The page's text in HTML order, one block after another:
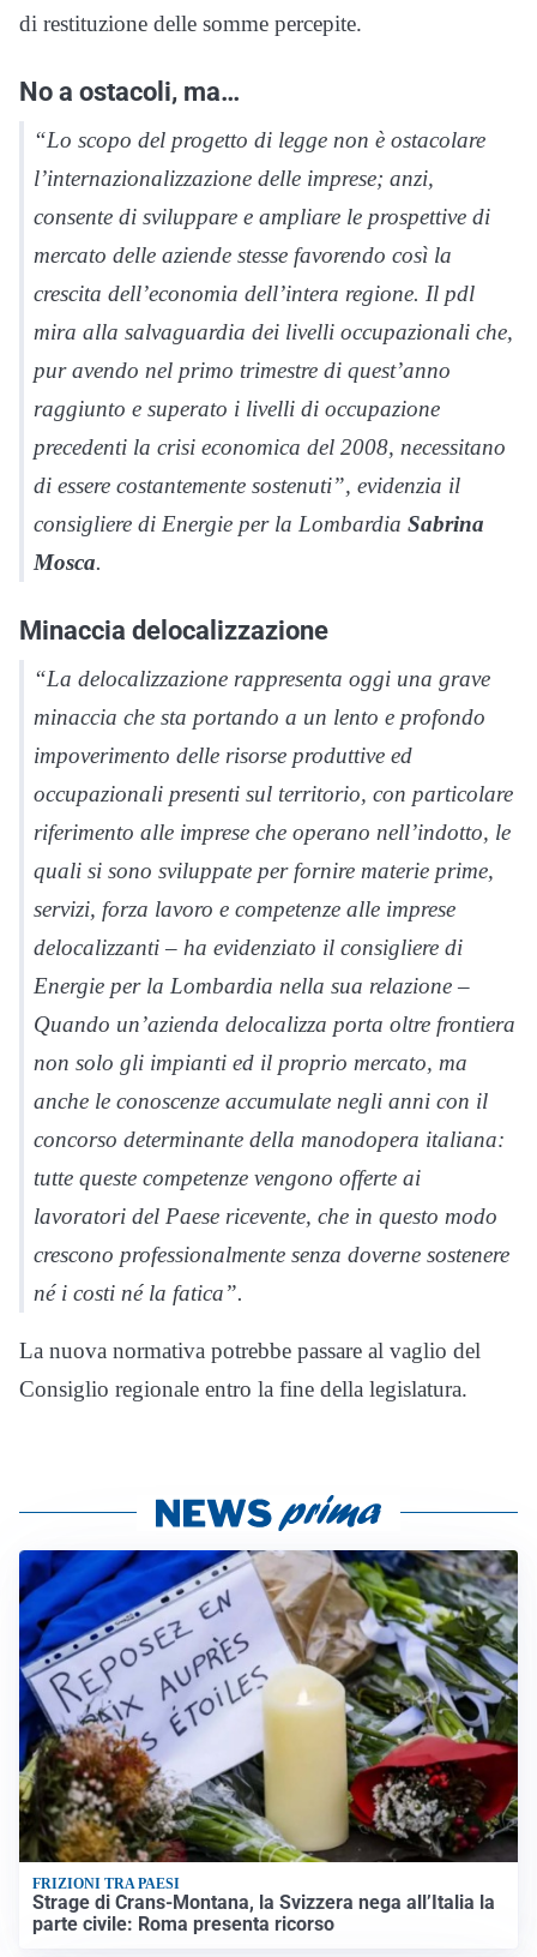
di restituzione delle somme percepite.
No a ostacoli, ma…
“Lo scopo del progetto di legge non è ostacolare
l’internazionalizzazione delle imprese; anzi,
consente di sviluppare e ampliare le prospettive di
mercato delle aziende stesse favorendo così la
crescita dell’economia dell’intera regione. Il pdl
mira alla salvaguardia dei livelli occupazionali che,
pur avendo nel primo trimestre di quest’anno
raggiunto e superato i livelli di occupazione
precedenti la crisi economica del 2008, necessitano
di essere costantemente sostenuti”, evidenzia il
consigliere di Energie per la Lombardia Sabrina
Mosca.
Minaccia delocalizzazione
“La delocalizzazione rappresenta oggi una grave
minaccia che sta portando a un lento e profondo
impoverimento delle risorse produttive ed
occupazionali presenti sul territorio, con particolare
riferimento alle imprese che operano nell’indotto, le
quali si sono sviluppate per fornire materie prime,
servizi, forza lavoro e competenze alle imprese
delocalizzanti – ha evidenziato il consigliere di
Energie per la Lombardia nella sua relazione –
Quando un’azienda delocalizza porta oltre frontiera
non solo gli impianti ed il proprio mercato, ma
anche le conoscenze accumulate negli anni con il
concorso determinante della manodopera italiana:
tutte queste competenze vengono offerte ai
lavoratori del Paese ricevente, che in questo modo
crescono professionalmente senza doverne sostenere
né i costi né la fatica”.
La nuova normativa potrebbe passare al vaglio del
Consiglio regionale entro la fine della legislatura.
FRIZIONI TRA PAESI
Strage di Crans-Montana, la Svizzera nega all’Italia la
parte civile: Roma presenta ricorso